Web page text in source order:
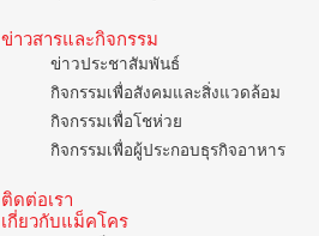
ข่าวสารและกิจกรรม
ข่าวประชาสัมพันธ์
กิจกรรมเพื่อสังคมและสิ่งแวดล้อม
กิจกรรมเพื่อโชห่วย
กิจกรรมเพื่อผู้ประกอบธุรกิจอาหาร
ติดต่อเรา
เกี่ยวกับแม็คโคร